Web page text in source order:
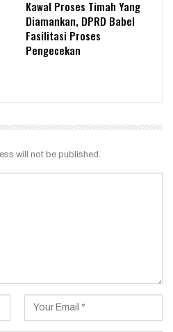
Kawal Proses Timah Yang
Diamankan, DPRD Babel
Fasilitasi Proses
Pengecekan
will not be published.